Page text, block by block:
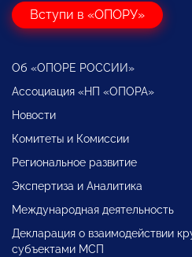
Вступи в «ОПОРУ»
Об «ОПОРЕ РОССИИ»
Ассоциация «НП «ОПОРА»
Новости
Комитеты и Комиссии
Региональное развитие
Экспертиза и Аналитика
Международная деятельность
Декларация о взаимодействии
субъектами МСП